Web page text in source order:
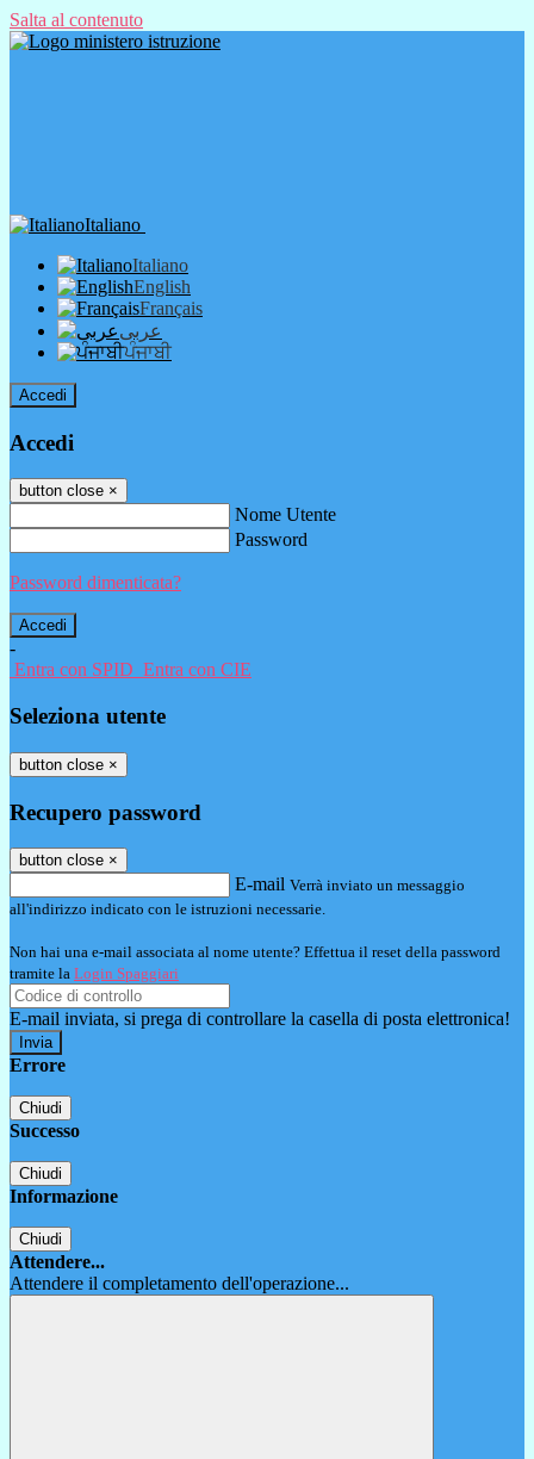
Salta al contenuto
Italiano
Italiano
English
Français
عربى
ਪੰਜਾਬੀ
Accedi
Accedi
button close ×
Nome Utente
Password
Password dimenticata?
-
Entra con SPID Entra con CIE
Seleziona utente
button close ×
Recupero password
button close ×
E-mail Verrà inviato un messaggio
all'indirizzo indicato con le istruzioni necessarie.
Non hai una e-mail associata al nome utente? Effettua il reset della password
tramite la Login Spaggiari
E-mail inviata, si prega di controllare la casella di posta elettronica!
Errore
Chiudi
Successo
Chiudi
Informazione
Chiudi
Attendere...
Attendere il completamento dell'operazione...